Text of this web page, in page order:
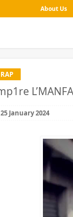
About Us
RAP
25 January 2024